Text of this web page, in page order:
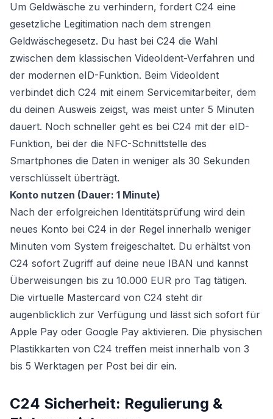
Um Geldwäsche zu verhindern, fordert C24 eine
gesetzliche Legitimation nach dem strengen
Geldwäschegesetz. Du hast bei C24 die Wahl
zwischen dem klassischen VideoIdent-Verfahren und
der modernen eID-Funktion. Beim VideoIdent
verbindet dich C24 mit einem Servicemitarbeiter, dem
du deinen Ausweis zeigst, was meist unter 5 Minuten
dauert. Noch schneller geht es bei C24 mit der eID-
Funktion, bei der die NFC-Schnittstelle des
Smartphones die Daten in weniger als 30 Sekunden
verschlüsselt überträgt.
Konto nutzen (Dauer: 1 Minute)
Nach der erfolgreichen Identitätsprüfung wird dein
neues Konto bei C24 in der Regel innerhalb weniger
Minuten vom System freigeschaltet. Du erhältst von
C24 sofort Zugriff auf deine neue IBAN und kannst
Überweisungen bis zu 10.000 EUR pro Tag tätigen.
Die virtuelle Mastercard von C24 steht dir
augenblicklich zur Verfügung und lässt sich sofort für
Apple Pay oder Google Pay aktivieren. Die physischen
Plastikkarten von C24 treffen meist innerhalb von 3
bis 5 Werktagen per Post bei dir ein.
C24 Sicherheit: Regulierung &